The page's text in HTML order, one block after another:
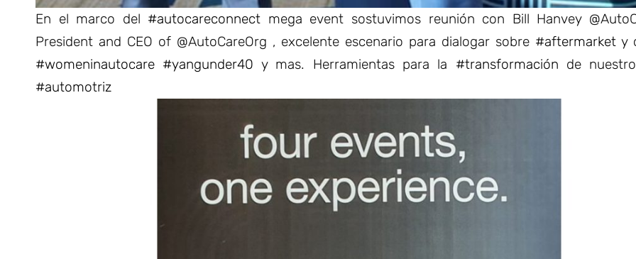
En el marco del #autocareconnect mega event sostuvimos reunión con Bill Hanvey
President and CEO of @AutoCareOrg , excelente escenario para dialogar sobre #aftermarkety
#womeninautocare #yangunder40 y mas. Herramientas para la #transformación de
#automotriz